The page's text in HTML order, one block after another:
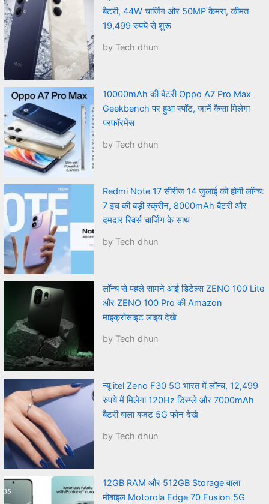
बैटरी, 44W चार्जिंग और 50MP कैमरा, कीमत
19,499 रुपये से शुरू
by Tech dhun
10000mAh की बैटरी Oppo A7 Pro Max
Geekbench पर हुआ स्पॉट, जानें कैसा मिलेगा
परफॉरमेंस
by Tech dhun
Redmi Note 17 सीरीज 14 जुलाई को होगी लॉन्च:
7 इंच की बड़ी स्क्रीन, 8000mAh बैटरी और
दमदार रिवर्स चार्जिंग के साथ
by Tech dhun
लॉन्च से पहले सामने आई डिटेल्स ZENO 100 Lite
और ZENO 100 Pro की Amazon
माइक्रोसाइट लाइव देखे
by Tech dhun
न्यू itel Zeno F30 5G भारत में लॉन्च, 12,499
रुपये में मिलेगा 120Hz डिस्प्ले और 7000mAh
बैटरी वाला बजट 5G फोन देखे
by Tech dhun
12GB RAM और 512GB Storage वाला
मोबाइल Motorola Edge 70 Fusion 5G